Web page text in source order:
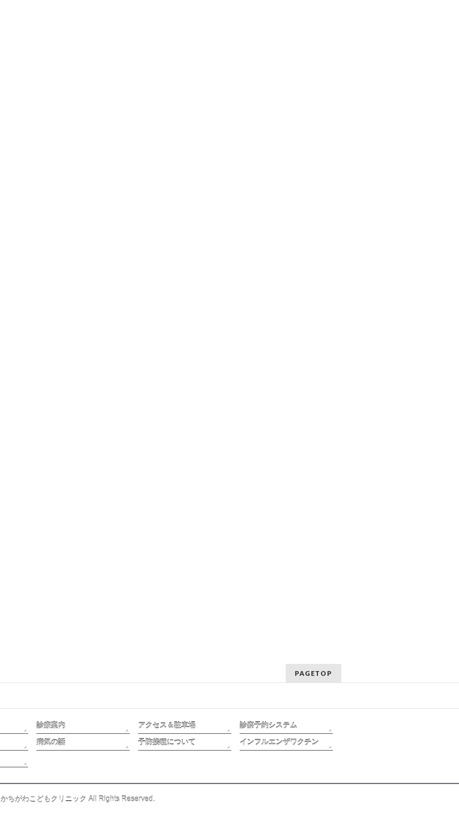
PAGETOP
診療案内 アクセス＆駐車場
診察予約システム
病気の話 予防接種について
インフルエンザワクチン
かちがわこどもクリニック All Rights Reserved.